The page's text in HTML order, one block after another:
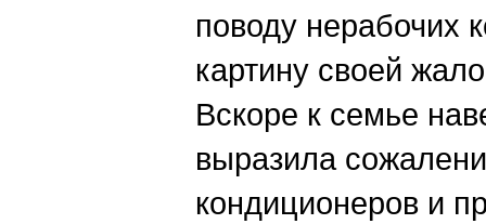
поводу нерабочих
картину своей
Вскоре к семье
выразила
кондиционеров и